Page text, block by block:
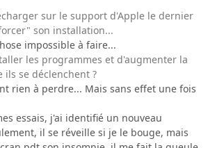
sur le support d'Apple le dernier
son installation...
impossible à faire...
les programmes et d'augmenter la
se déclenchent ?
rien à perdre... Mais sans effet une fois
essais, j'ai identifié un nouveau
il se réveille si je le bouge, mais